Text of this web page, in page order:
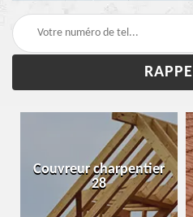
Couvreur charpentier
28